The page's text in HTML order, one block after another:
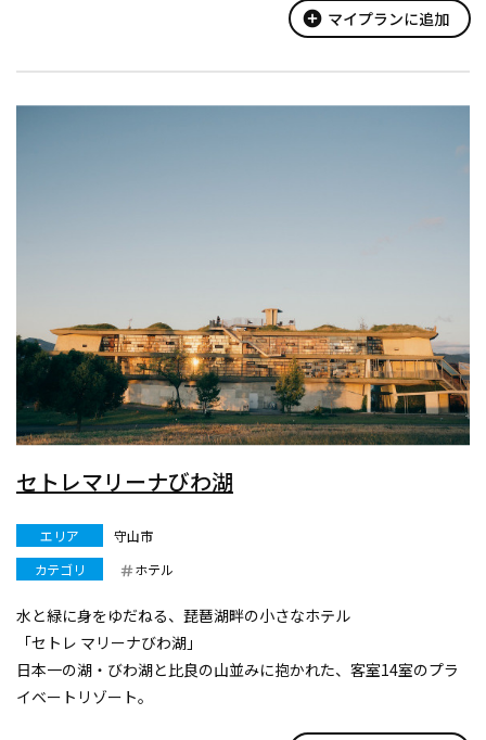
add_circle マイプランに追加
セトレマリーナびわ湖
エリア
守山市
カテゴリ
ホテル
水と緑に身をゆだねる、琵琶湖畔の小さなホテル
「セトレ マリーナびわ湖」
日本一の湖・びわ湖と比良の山並みに抱かれた、客室14室のプラ
イベートリゾート。